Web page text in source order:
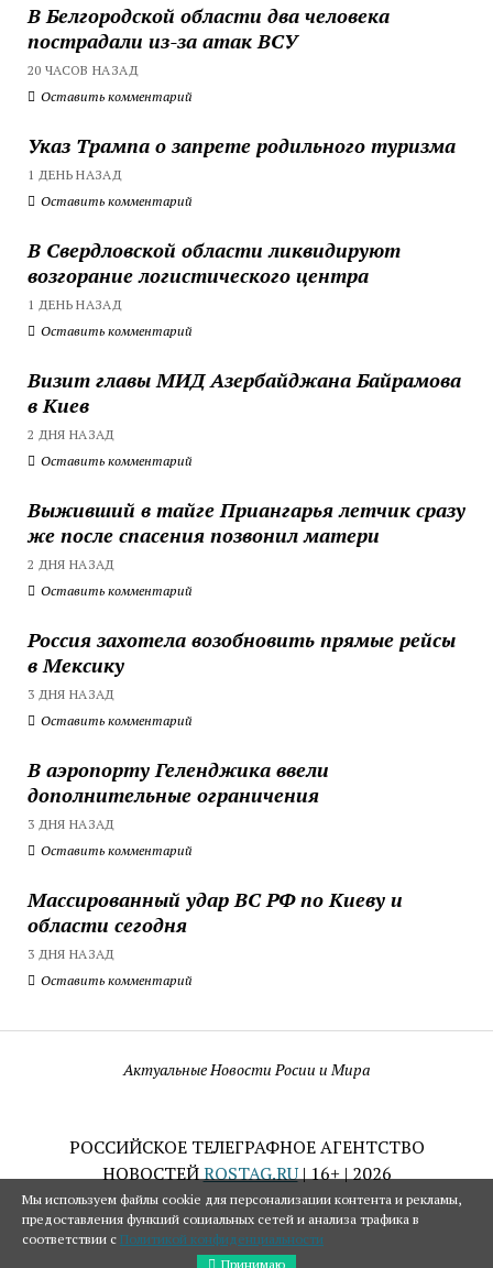
В Белгородской области два человека
пострадали из-за атак ВСУ
20 ЧАСОВ НАЗАД
Оставить комментарий
Указ Трампа о запрете родильного туризма
1 ДЕНЬ НАЗАД
Оставить комментарий
В Свердловской области ликвидируют
возгорание логистического центра
1 ДЕНЬ НАЗАД
Оставить комментарий
Визит главы МИД Азербайджана Байрамова
в Киев
2 ДНЯ НАЗАД
Оставить комментарий
Выживший в тайге Приангарья летчик сразу
же после спасения позвонил матери
2 ДНЯ НАЗАД
Оставить комментарий
Россия захотела возобновить прямые рейсы
в Мексику
3 ДНЯ НАЗАД
Оставить комментарий
В аэропорту Геленджика ввели
дополнительные ограничения
3 ДНЯ НАЗАД
Оставить комментарий
Массированный удар ВС РФ по Киеву и
области сегодня
3 ДНЯ НАЗАД
Оставить комментарий
Актуальные Новости Росии и Мира
РОССИЙСКОЕ ТЕЛЕГРАФНОЕ АГЕНТСТВО
НОВОСТЕЙROSTAG.RU| 16+ | 2026
Мы используем файлы cookie для персонализации контента и рекламы,
предоставления функций социальных сетей и анализа трафика в
соответствии с Политикой конфиденциальности
Принимаю